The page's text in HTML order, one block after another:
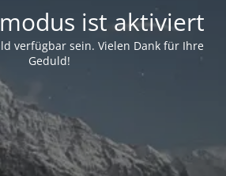
ist aktiviert
verfügbar sein. Vielen Dank für Ihre
Geduld!